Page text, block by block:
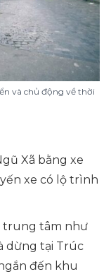
và chủ động về thời
Xã bằng xe
xe có lộ trình
trung tâm như
dừng tại Trúc
đến khu